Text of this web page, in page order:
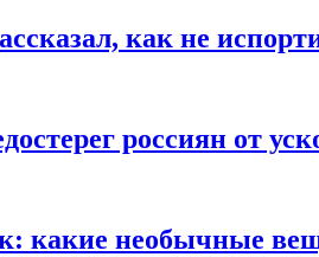
как не
россиян от
какие необычные